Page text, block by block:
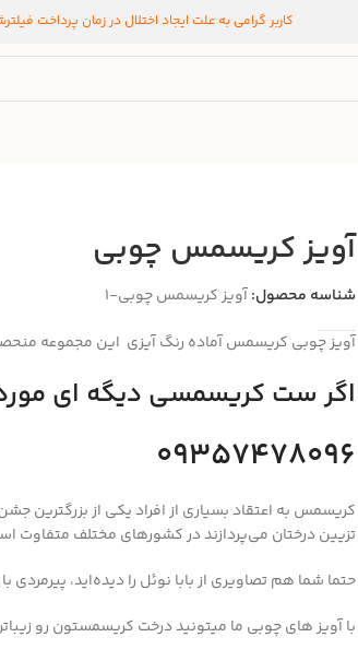
کاربر گرامی به علت ایجاد اختلال در زمان پرداخت
آویز کریسمس چوبی
شناسه محصول:آویز کریسمس چوبی-1
آویز چوبی کریسمس آماده رنگ آیزی این مجموعه
اگر ست کریسمسی دیگه ای
09357478096
کریسمس به اعتقاد بسیاری از افراد یکی از بزرگترین
تزیین درختان می‌پردازند در کشورهای مختلف متفاوت
حتما شما هم تصاویری از بابا نوئل را دیده‌اید،
با آویز های چوبی ما میتونید درخت کریسمستون رو